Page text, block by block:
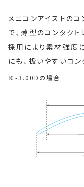
メニコンアイストの
で、薄型のコンタク
採用により素材強度
にも、扱いやすいコン
-3.00Dの場合